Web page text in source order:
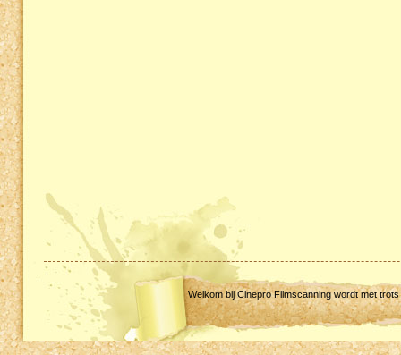
Welkom bij Cinepro Filmscanning wordt met